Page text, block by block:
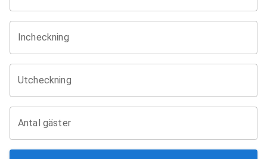
Incheckning
Utcheckning
Antal gäster